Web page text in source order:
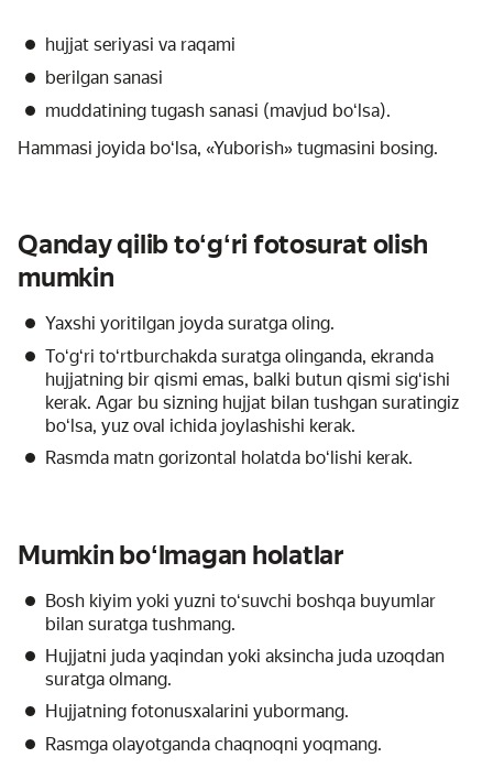
hujjat seriyasi va raqami
berilgan sanasi
muddatining tugash sanasi (mavjud boʻlsa).
Hammasi joyida boʻlsa, «Yuborish» tugmasini bosing.
Qanday qilib toʻgʻri fotosurat olish
mumkin
Yaxshi yoritilgan joyda suratga oling.
Toʻgʻri toʻrtburchakda suratga olinganda, ekranda
hujjatning bir qismi emas, balki butun qismi sigʻishi
kerak. Agar bu sizning hujjat bilan tushgan suratingiz
boʻlsa, yuz oval ichida joylashishi kerak.
Rasmda matn gorizontal holatda boʻlishi kerak.
Mumkin boʻlmagan holatlar
Bosh kiyim yoki yuzni toʻsuvchi boshqa buyumlar
bilan suratga tushmang.
Hujjatni juda yaqindan yoki aksincha juda uzoqdan
suratga olmang.
Hujjatning fotonusxalarini yubormang.
Rasmga olayotganda chaqnoqni yoqmang.